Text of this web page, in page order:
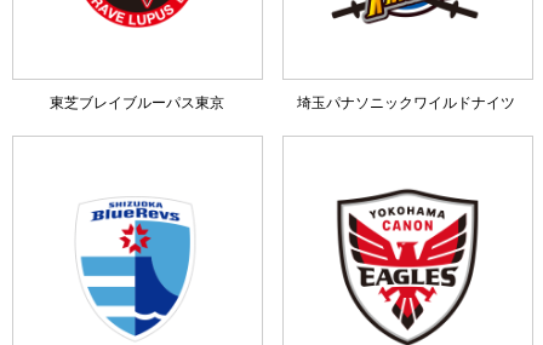
東芝ブレイブルーパス東京 埼玉パナソニックワイルドナイツ